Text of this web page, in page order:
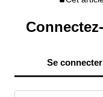
Se connecter